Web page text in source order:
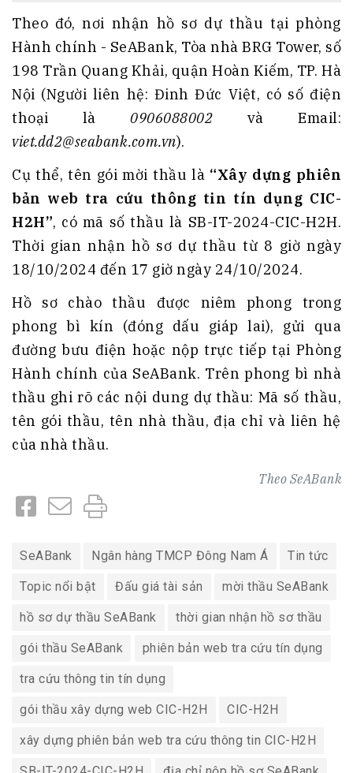
Theo đó, nơi nhận hồ sơ dự thầu tại phòng
Hành chính - SeABank, Tòa nhà BRG Tower, số
198 Trần Quang Khải, quận Hoàn Kiếm, TP. Hà
Nội (Người liên hệ: Đinh Đức Việt, có số điện
thoại là0906088002 và Email:
viet.dd2@seabank.com.vn).
Cụ thể, tên gói mời thầu là “Xây dựng phiên
bản web tra cứu thông tin tín dụng CIC-
H2H”, có mã số thầu là SB-IT-2024-CIC-H2H.
Thời gian nhận hồ sơ dự thầu từ 8 giờ ngày
18/10/2024 đến 17 giờ ngày 24/10/2024.
Hồ sơ chào thầu được niêm phong trong
phong bì kín (đóng dấu giáp lai), gửi qua
đường bưu điện hoặc nộp trực tiếp tại Phòng
Hành chính của SeABank. Trên phong bì nhà
thầu ghi rõ các nội dung dự thầu: Mã số thầu,
tên gói thầu, tên nhà thầu, địa chỉ và liên hệ
của nhà thầu.
Theo SeABank
SeABank Ngân hàng TMCP Đông Nam Á Tin tức
Topic nổi bật Đấu giá tài sản mời thầu SeABank
hồ sơ dự thầu SeABank thời gian nhận hồ sơ thầu
gói thầu SeABank phiên bản web tra cứu tín dụng
tra cứu thông tin tín dụng
gói thầu xây dựng web CIC-H2H CIC-H2H
xây dựng phiên bản web tra cứu thông tin CIC-H2H